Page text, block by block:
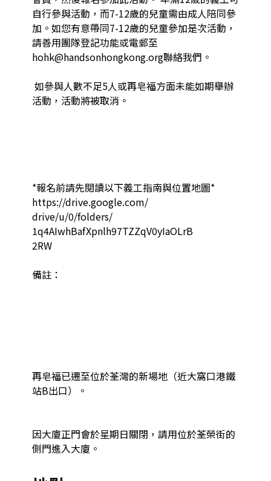
自行參與活動，而7-12歲的兒童需由成人陪同參
加。如您有意帶同7-12歲的兒童參加是次活動，
請善用團隊登記功能或電郵至
hohk@handsonhongkong.org聯絡我們。
活動，活動將被取消。
*報名前請先閱讀以下義工指南與位置地圖*
https://drive.google.com/
drive/u/0/folders/
1q4AIwhBafXpnlh97TZZqV0yIaOLrB
2RW
備註：
再皂福已遷至位於荃灣的新場地（近大窩口港鐵
站B出口）。
因大廈正門會於星期日關閉，請用位於荃榮街的
側門進入大廈。